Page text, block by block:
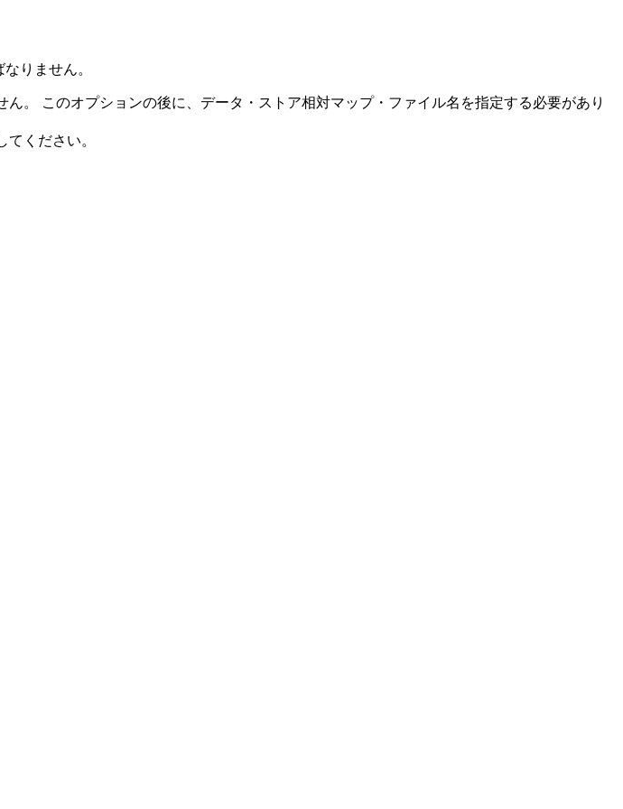
りません。
。 このオプションの後に、データ・ストア相対マップ・ファイル名を指定する必要があり
ください。